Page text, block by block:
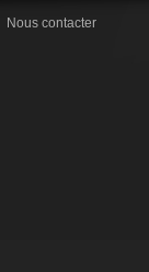
Nous contacter